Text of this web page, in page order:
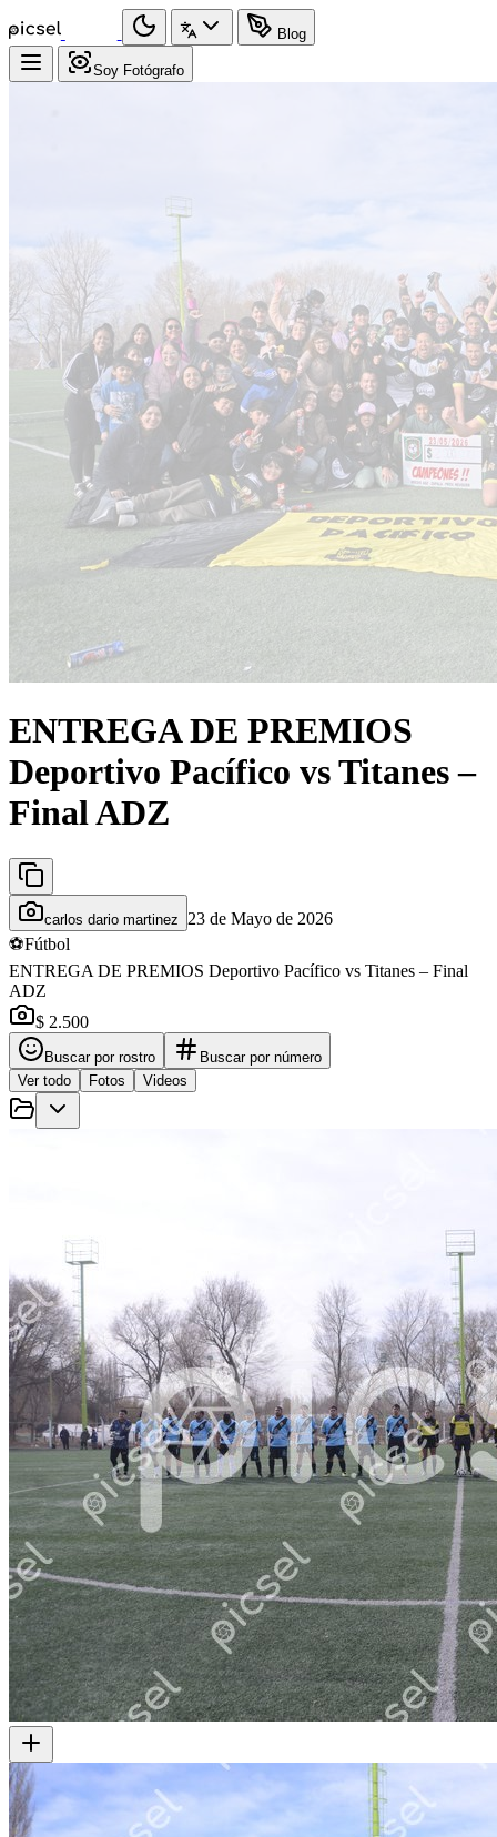
Blog
Soy Fotógrafo
ENTREGA DE PREMIOS
Deportivo Pacífico vs Titanes –
Final ADZ
carlos dario martinez
23 de Mayo de 2026
⚽Fútbol
ENTREGA DE PREMIOS Deportivo Pacífico vs Titanes – Final
ADZ
$ 2.500
Buscar por rostro
Buscar por número
Ver todo
Fotos Videos